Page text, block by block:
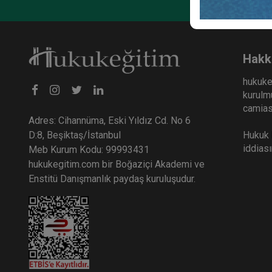
Leiden Üniversitesi (Hollanda), Köln Üniversitesi,
araştırmacı olarak bulundu. Bir tanesi Almanya’da
Evli ve biri kız diğeri erkek iki çocuk babası olan
Adres: Cihannüma, Eski Yıldız Cd. No 6
D:8, Beşiktaş/İstanbul
Meb Kurum Kodu: 99993431
hukukegitim.com bir Boğaziçi Akademi ve
Enstitü Danışmanlık paydaş kuruluşudur.